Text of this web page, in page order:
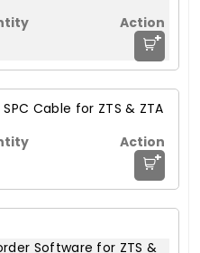
+
Cable for ZTS & ZTA
+
Software for ZTS &